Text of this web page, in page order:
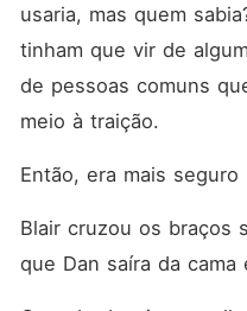
usaria, mas quem
tinham que vir de
de pessoas comuns
meio à traição.
Então, era mais
Blair cruzou os braços
que Dan saíra da